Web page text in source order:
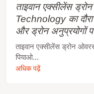
ताइवान एक्सीलेंस
Technology का दौरा
और ड्रोन अनुप्रयोगों
ताइवान एक्सीलेंस ड्रोन
पियाओ...
अधिक पढ़ें